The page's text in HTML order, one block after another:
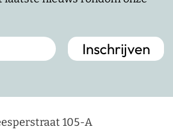
105-A